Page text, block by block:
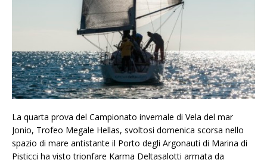
La quarta prova del Campionato invernale di Vela del mar
Jonio, Trofeo Megale Hellas, svoltosi domenica scorsa nello
spazio di mare antistante il Porto degli Argonauti di Marina di
Pisticci ha visto trionfare Karma Deltasalotti armata da